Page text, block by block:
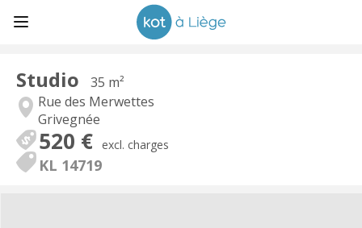
Studio
35 m²
Rue des Merwettes
Grivegnée
520 € excl. charges
KL 14719